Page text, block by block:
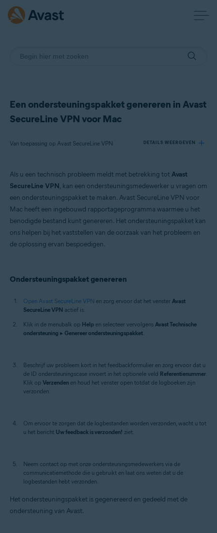
Een ondersteuningspakket genereren in Avast
SecureLine VPN voor Mac
Van toepassing op Avast SecureLine VPN DETAILS WEERGEVEN
Besturingssystemen:
Als u een technisch probleem meldt met betrekking totAvast
SecureLine VPN, kan een ondersteuningsmedewerker u vragen om
een ondersteuningspakket te maken. Avast SecureLine VPN voor
Mac heeft een ingebouwd rapportageprogramma waarmee u het
benodigde bestand kunt genereren. Het ondersteuningspakket kan
ons helpen bij het vaststellen van de oorzaak van het probleem en
de oplossing ervan bespoedigen.
Ondersteuningspakket genereren
Open Avast SecureLine VPN en zorg ervoor dat het venster Avast
SecureLine VPN actief is.
Klik in de menubalk op Help en selecteer vervolgens Avast Technische
ondersteuning ▸ Genereer ondersteuningspakket.
Beschrijf uw probleem kort in het feedbackformulier en zorg ervoor dat u
de ID ondersteuningscase invoert in het optionele veld Referentienummer.
Klik op Verzenden en houd het venster open totdat de logboeken zijn
verzonden.
Om ervoor te zorgen dat de logbestanden worden verzonden, wacht u tot
u het bericht Uw feedback is verzonden! ziet.
Neem contact op met onze ondersteuningsmedewerkers via de
communicatiemethode die u gebruikt en laat ons weten dat u de
logbestanden hebt verzonden.
Het ondersteuningspakket is gegenereerd en gedeeld met de
ondersteuning van Avast.